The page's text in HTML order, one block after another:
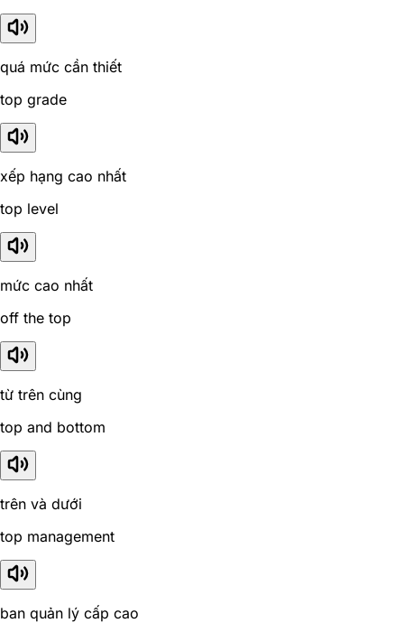
quá mức cần thiết
top grade
xếp hạng cao nhất
top level
mức cao nhất
off the top
từ trên cùng
top and bottom
trên và dưới
top management
ban quản lý cấp cao